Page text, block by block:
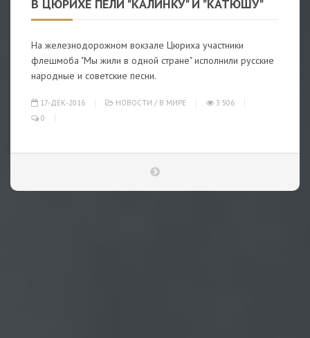
В ЦЮРИХЕ ПЕЛИ "КАЛИНКУ" И "КАТЮШУ"
На железнодорожном вокзале Цюриха участники
флешмоба "Мы жили в одной стране" исполнили русские
народные и советские песни.
17-ДЕК-2016 НОВОСТИ / В МИРЕ
3 506
0